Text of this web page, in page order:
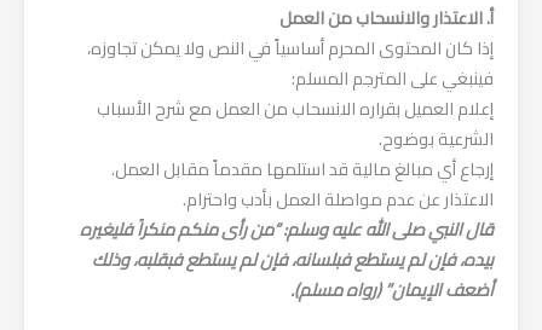
أ. الاعتذار والانسحاب من العمل
إذا كان المحتوى المحرم أساسياً في النص ولا يمكن تجاوزه،
فينبغي على المترجم المسلم:
إعلام العميل بقراره الانسحاب من العمل مع شرح الأسباب
الشرعية بوضوح.
إرجاع أي مبالغ مالية قد استلمها مقدماً مقابل العمل.
الاعتذار عن عدم مواصلة العمل بأدب واحترام.
قال النبي صلى الله عليه وسلم: “من رأى منكم منكراً فليغيره
بيده، فإن لم يستطع فبلسانه، فإن لم يستطع فبقلبه، وذلك
أضعف الإيمان” (رواه مسلم).